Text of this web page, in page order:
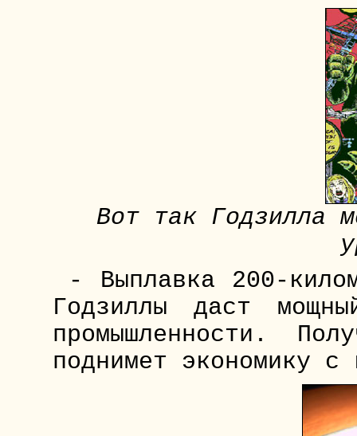
Вот так Годзилла
- Выплавка 200-
Годзиллы даст
промышленности.
поднимет экономику